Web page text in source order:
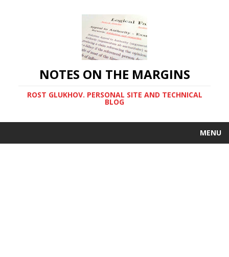
NOTES ON THE MARGINS
ROST GLUKHOV. PERSONAL SITE AND TECHNICAL
BLOG
MENU